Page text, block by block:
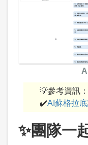
💡參考資訊：
✔️AI蘇格拉
✨團隊一